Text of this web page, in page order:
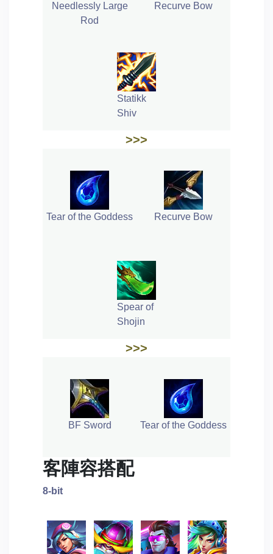
Needlessly Large
Rod
Recurve Bow
Statikk
Shiv
>>>
Tear of the Goddess Recurve Bow
Spear of
Shojin
>>>
BF Sword Tear of the Goddess
客陣容搭配
8-bit